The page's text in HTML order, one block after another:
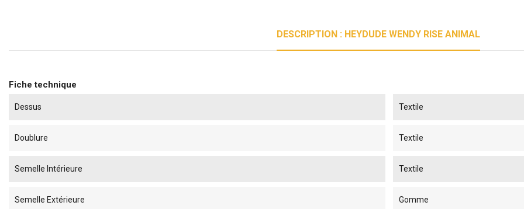
DESCRIPTION : HEYDUDE WENDY RISE ANIMAL
Fiche technique
Dessus Textile
Doublure Textile
Semelle Intérieure Textile
Semelle Extérieure Gomme